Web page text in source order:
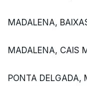
MADALENA,
MADALENA, CAIS
PONTA DELGADA,